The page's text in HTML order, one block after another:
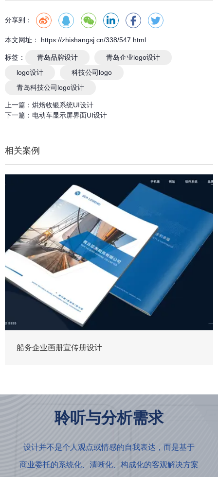
分享到：
本文网址： https://zhishangsj.cn/338/547.html
标签： 青岛品牌设计
青岛企业logo设计
logo设计
科技公司logo
青岛科技公司logo设计
上一篇： 烘焙收银系统UI设计
下一篇： 电动车显示屏界面UI设计
相关案例
船务企业画册宣传册设计
聆听与分析需求
设计并不是个人观点或情感的自我表达，而是基于
商业委托的系统化、清晰化、构成化的客观解决方案